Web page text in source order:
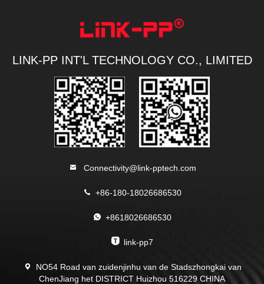
LINK-PP INT'L TECHNOLOGY CO., LIMITED
Connectivity@link-pptech.com
+86-180-18026686530
+8618026686530
link-pp7
NO54 Road van zuidenjinhu van de Stadszhongkai van
ChenJiang het DISTRICT Huizhou 516229 CHINA